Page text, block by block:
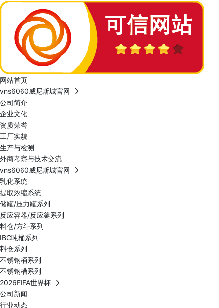
网站首页
vns6060威尼斯城官网
公司简介
企业文化
资质荣誉
工厂实貌
生产与检测
外商考察与技术交流
vns6060威尼斯城官网
乳化系统
提取浓缩系统
储罐/压力罐系列
反应容器/反应釜系列
料仓/方斗系列
IBC吨桶系列
料仓系列
不锈钢桶系列
不锈钢槽系列
2026FIFA世界杯
公司新闻
行业动态